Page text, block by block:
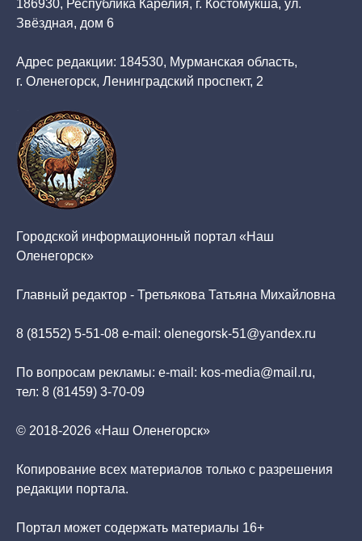
186930, Республика Карелия, г. Костомукша, ул.
Звёздная, дом 6
Адрес редакции: 184530, Мурманская область,
г. Оленегорск, Ленинградский проспект, 2
Городской информационный портал «Наш
Оленегорск»
Главный редактор - Третьякова Татьяна Михайловна
8 (81552) 5-51-08 e-mail: olenegorsk-51@yandex.ru
По вопросам рекламы: e-mail: kos-media@mail.ru,
тел: 8 (81459) 3-70-09
© 2018-2026 «Наш Оленегорск»
Копирование всех материалов только с разрешения
редакции портала.
Портал может содержать материалы 16+